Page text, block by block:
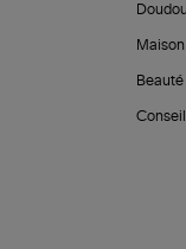
Beauté